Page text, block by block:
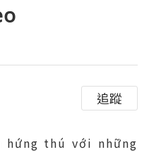
追蹤
hứng thú với những